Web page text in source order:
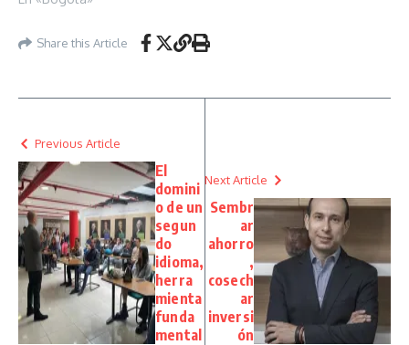
Share this Article
Previous Article
El
domini
o de un
segun
do
idioma,
herra
mienta
funda
mental
Next Article
Sembr
ar
ahorro
,
cosech
ar
inversi
ón